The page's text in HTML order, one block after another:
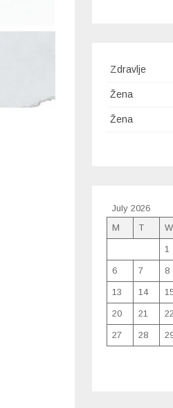
Zdravlje
Žena
Žena
July 2026
M
T W
1
6 7 8
13 14
20 21 22
27 28